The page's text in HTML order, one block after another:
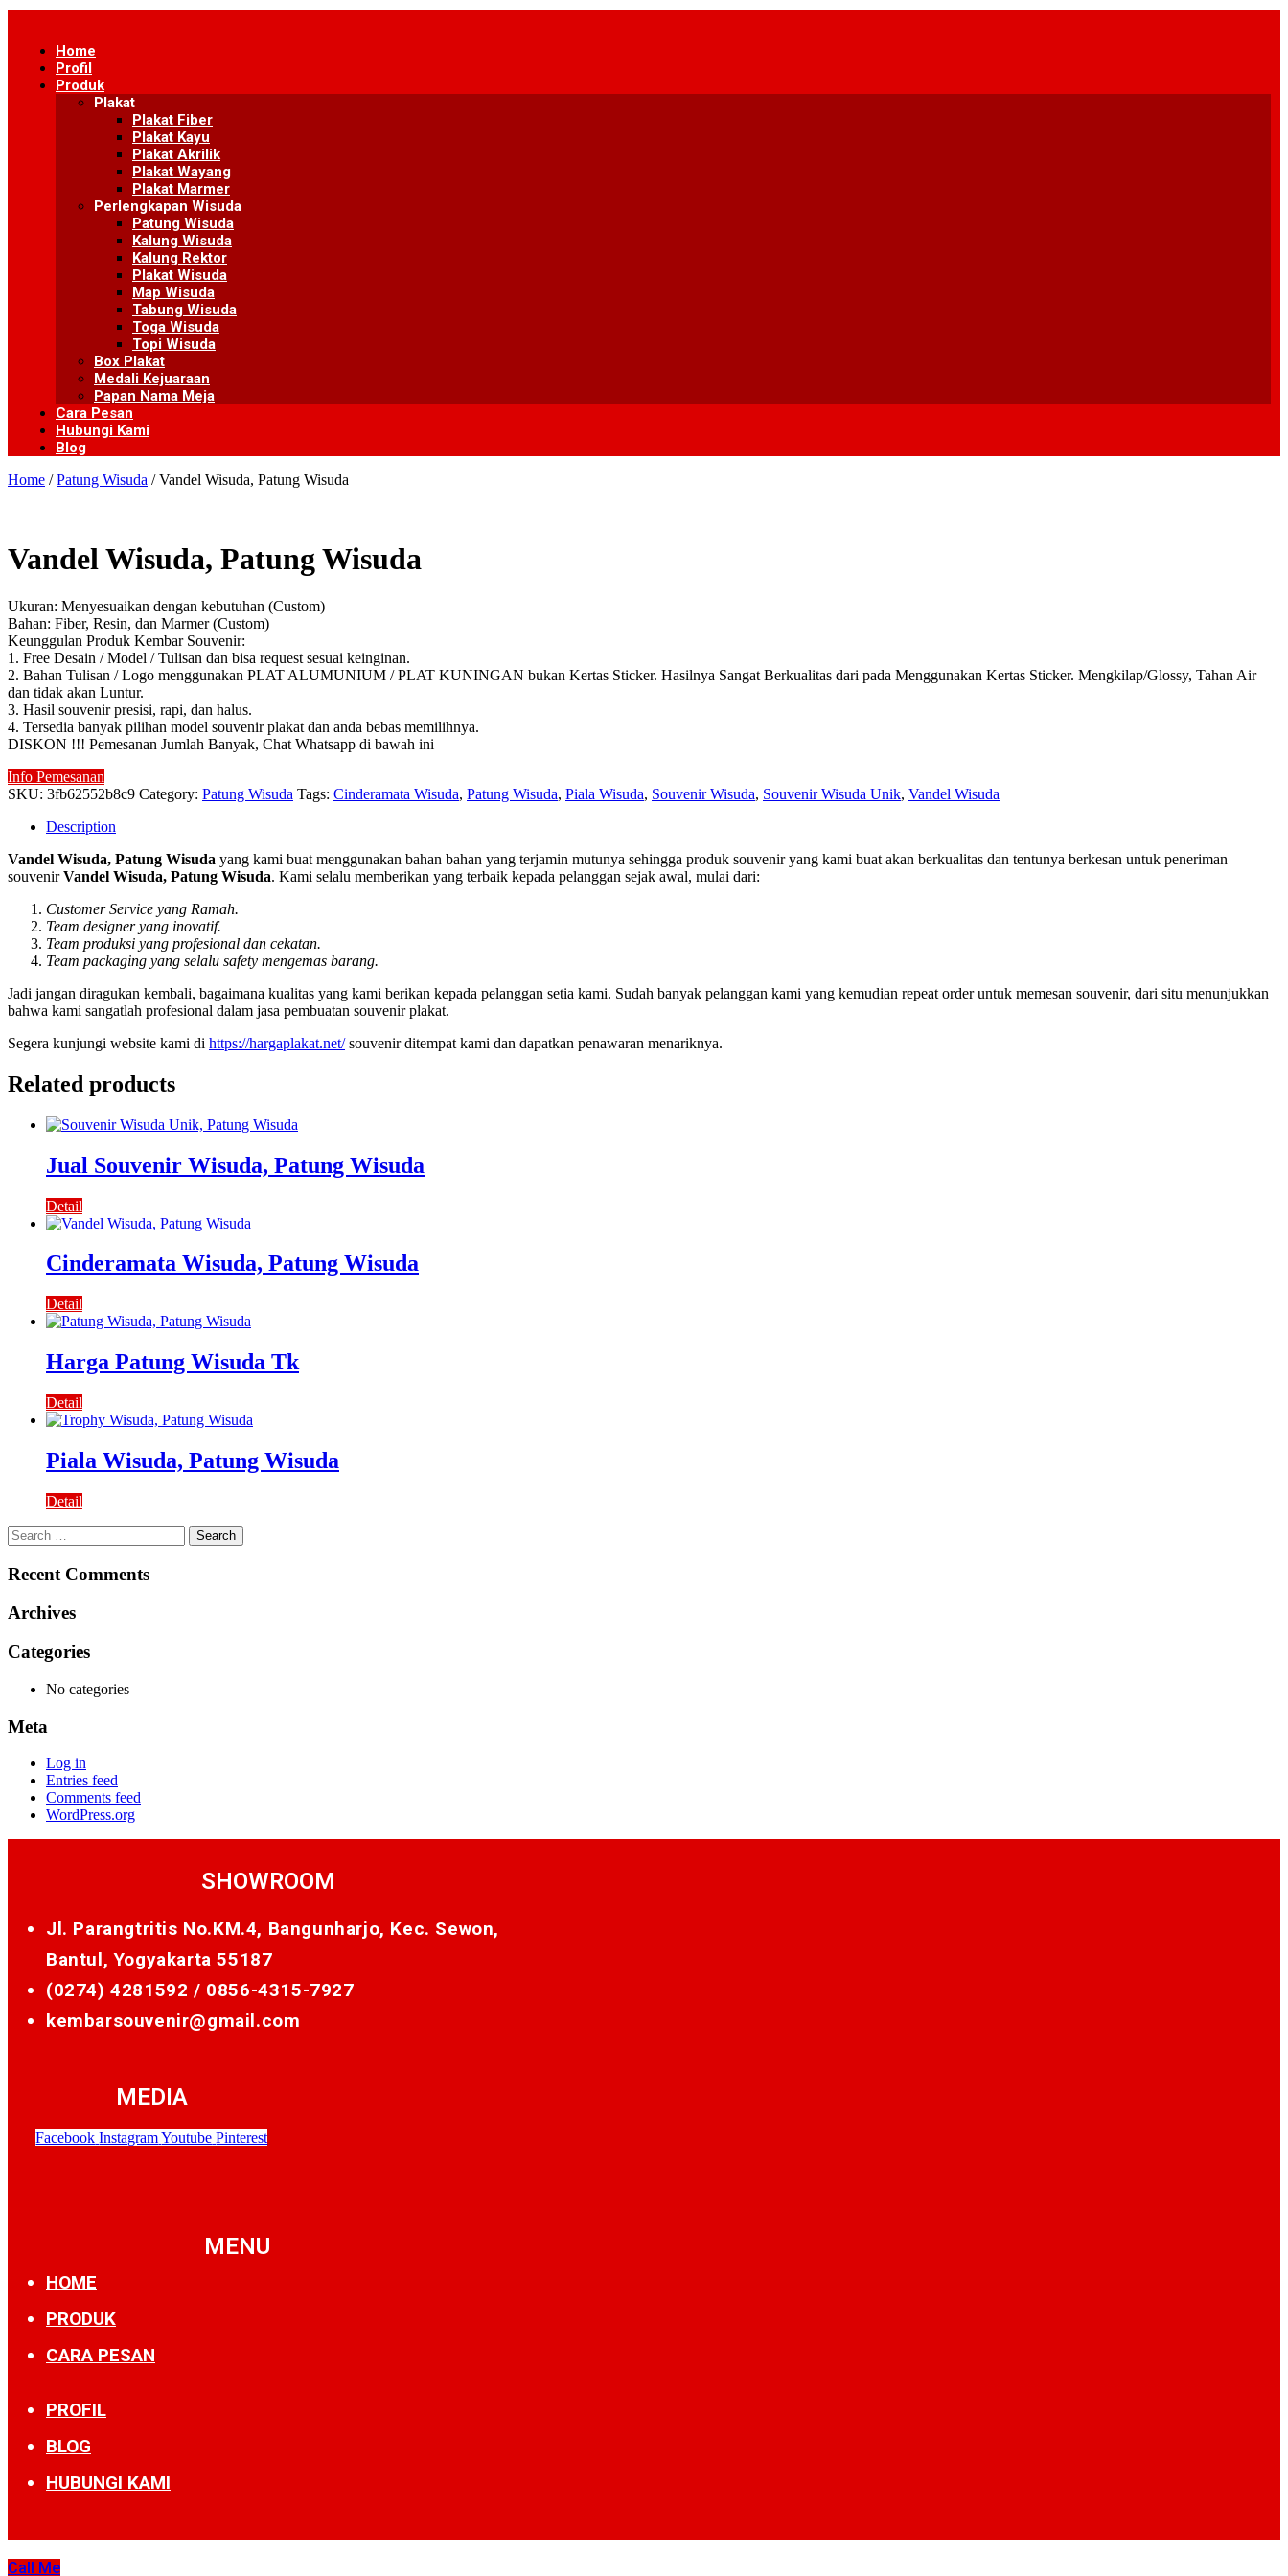
content
Home
Profil
Produk
Plakat
Plakat Fiber
Plakat Kayu
Plakat Akrilik
Plakat Wayang
Plakat Marmer
Perlengkapan Wisuda
Patung Wisuda
Kalung Wisuda
Kalung Rektor
Plakat Wisuda
Map Wisuda
Tabung Wisuda
Toga Wisuda
Topi Wisuda
Box Plakat
Medali Kejuaraan
Papan Nama Meja
Cara Pesan
Hubungi Kami
Blog
Home /Patung Wisuda / Vandel Wisuda, Patung Wisuda
Vandel Wisuda, Patung Wisuda
Ukuran: Menyesuaikan dengan kebutuhan (Custom)
Bahan: Fiber, Resin, dan Marmer (Custom)
Keunggulan Produk Kembar Souvenir:
1. Free Desain / Model / Tulisan dan bisa request sesuai keinginan.
2. Bahan Tulisan / Logo menggunakan PLAT ALUMUNIUM / PLAT KUNINGAN bukan Kertas Sticker. Hasilnya Sangat Berkualitas dari pada Menggunakan Kertas Sticker. Mengkilap/Glossy, Tahan Air
dan tidak akan Luntur.
3. Hasil souvenir presisi, rapi, dan halus.
4. Tersedia banyak pilihan model souvenir plakat dan anda bebas memilihnya.
DISKON !!! Pemesanan Jumlah Banyak, Chat Whatsapp di bawah ini
Info Pemesanan
SKU: 3fb62552b8c9 Category: Patung Wisuda Tags: Cinderamata Wisuda, Patung Wisuda, Piala Wisuda, Souvenir Wisuda, Souvenir Wisuda Unik, Vandel Wisuda
Description
Vandel Wisuda, Patung Wisuda yang kami buat menggunakan bahan bahan yang terjamin mutunya sehingga produk souvenir yang kami buat akan berkualitas dan tentunya berkesan untuk peneriman
souvenirVandel Wisuda, Patung Wisuda. Kami selalu memberikan yang terbaik kepada pelanggan sejak awal, mulai dari:
Customer Service yang Ramah.
Team designer yang inovatif.
Team produksi yang profesional dan cekatan.
Team packaging yang selalu safety mengemas barang.
Jadi jangan diragukan kembali, bagaimana kualitas yang kami berikan kepada pelanggan setia kami. Sudah banyak pelanggan kami yang kemudian repeat order untuk memesan souvenir, dari situ menunjukkan
bahwa kami sangatlah profesional dalam jasa pembuatan souvenir plakat.
Segera kunjungi website kami di https://hargaplakat.net/souvenir ditempat kami dan dapatkan penawaran menariknya.
Related products
Jual Souvenir Wisuda, Patung Wisuda
Detail
Cinderamata Wisuda, Patung Wisuda
Detail
Harga Patung Wisuda Tk
Detail
Piala Wisuda, Patung Wisuda
Detail
Search
for:
Recent Comments
Archives
Categories
No categories
Meta
Log in
Entries feed
Comments feed
WordPress.org
SHOWROOM
Jl. Parangtritis No.KM.4, Bangunharjo, Kec. Sewon,
Bantul, Yogyakarta 55187
(0274) 4281592 / 0856-4315-7927
kembarsouvenir@gmail.com
MEDIA
Facebook Instagram Youtube Pinterest
MENU
HOME
PRODUK
CARA PESAN
PROFIL
BLOG
HUBUNGI KAMI
Call Me